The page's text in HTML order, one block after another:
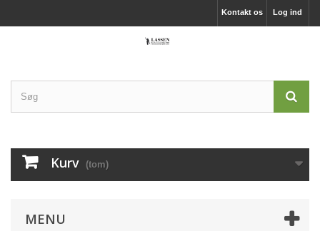
Log ind
Kontakt os
Kurv (tom)
MENU